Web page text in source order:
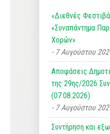
«Διεθνές
«Συναπάντημα
Χορών»
7 Αυγούστου
Αποφάσεις
της 29ης/2026
(07.08.2026)
7 Αυγούστου
Συντήρηση και